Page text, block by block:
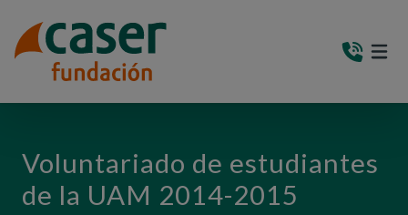
Voluntariado de estudiantes
de la UAM 2014-2015